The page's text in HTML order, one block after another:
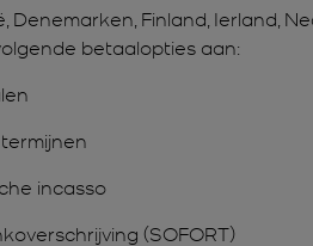
Denemarken, Finland, Ierland,
betaalopties aan:
incasso
(SOFORT)